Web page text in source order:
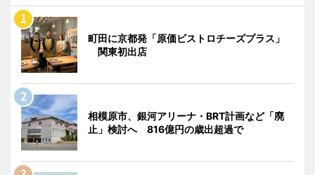
町田に京都発「原価ビストロチーズプラス」
関東初出店
相模原市、銀河アリーナ・BRT計画など「廃
止」検討へ 816億円の歳出超過で